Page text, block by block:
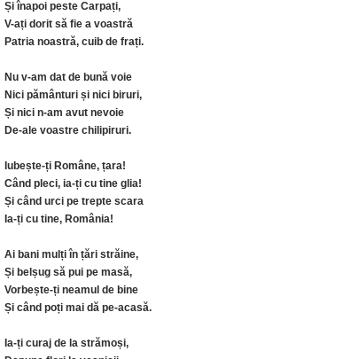
Și înapoi peste Carpați,
V-ați dorit să fie a voastră
Patria noastră, cuib de frați.
Nu v-am dat de bună voie
Nici pământuri și nici biruri,
Și nici n-am avut nevoie
De-ale voastre chilipiruri.
Iubește-ți Române, țara!
Când pleci, ia-ți cu tine glia!
Și când urci pe trepte scara
Ia-ți cu tine, România!
Ai bani mulți în țări străine,
Și belșug să pui pe masă,
Vorbește-ți neamul de bine
Și când poți mai dă pe-acasă.
Ia-ți curaj de la strămoși,